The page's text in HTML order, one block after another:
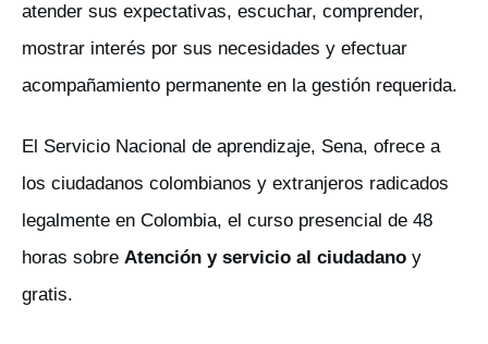
atender sus expectativas, escuchar, comprender,
mostrar interés por sus necesidades y efectuar
acompañamiento permanente en la gestión requerida.
El Servicio Nacional de aprendizaje, Sena, ofrece a
los ciudadanos colombianos y extranjeros radicados
legalmente en Colombia, el curso presencial de 48
horas sobre Atención y servicio al ciudadano y
gratis.